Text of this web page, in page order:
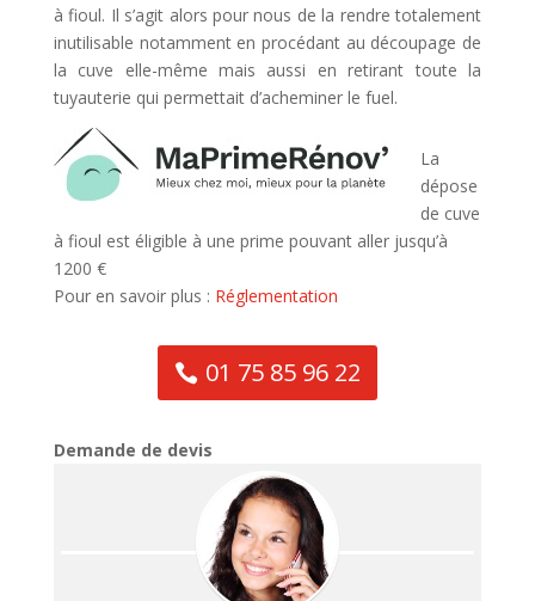
à fioul. Il s’agit alors pour nous de la rendre totalement
inutilisable notamment en procédant au découpage de
la cuve elle-même mais aussi en retirant toute la
tuyauterie qui permettait d’acheminer le fuel.
La
dépose
de cuve
à fioul est éligible à une prime pouvant aller jusqu’à
1200 €
Pour en savoir plus : Réglementation
01 75 85 96 22
Demande de devis